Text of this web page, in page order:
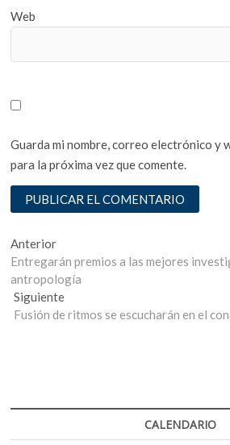
Web
Guarda mi nombre, correo electrónico y
para la próxima vez que comente.
Navegación
de
entradas
AnteriorEntrada
anterior:
Entregarán premios a las mejores
antropología
SiguienteEntrada
siguiente:
Fusión de ritmos se escucharán en el
CALENDARIO